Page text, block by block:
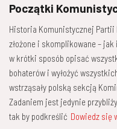
Początki
Historia Komunistycznej Partii
złożone i skomplikowane –
w krótki sposób opisać
bohaterów i wyłożyć
wstrząsały polską sekcją
Zadaniem jest jedynie
tak by podkreślić Dowiedz się